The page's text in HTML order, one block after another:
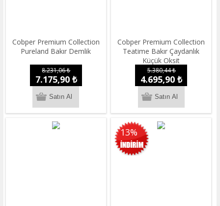
Cobper Premium Collection
Pureland Bakır Demlik
8.231,06 ₺
7.175,90 ₺
Cobper Premium Collection
Teatime Bakır Çaydanlık
Küçük Oksit
5.380,44 ₺
4.695,90 ₺
13%